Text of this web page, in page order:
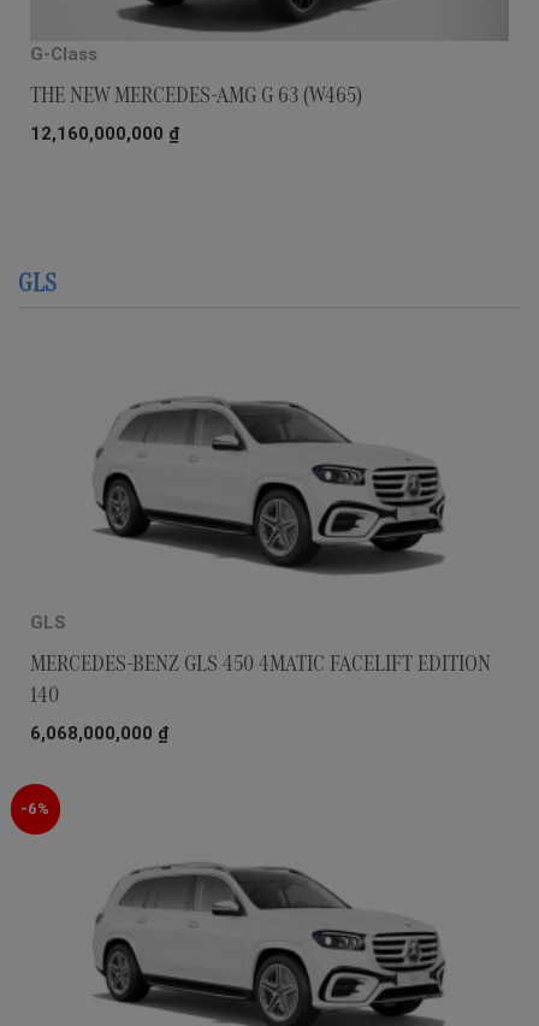
G-Class
THE NEW MERCEDES-AMG G 63 (W465)
12,160,000,000 ₫
GLS
GLS
MERCEDES-BENZ GLS 450 4MATIC FACELIFT EDITION
140
6,068,000,000 ₫
-6%